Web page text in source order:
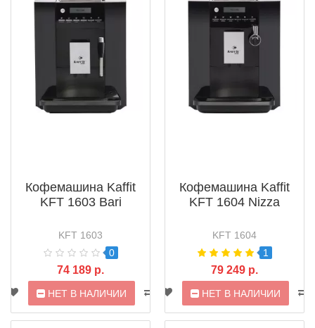
Кофемашина Kaffit
KFT 1603 Bari
KFT 1603
0
74 189 р.
НЕТ В НАЛИЧИИ
Кофемашина Kaffit
KFT 1604 Nizza
KFT 1604
1
79 249 р.
НЕТ В НАЛИЧИИ